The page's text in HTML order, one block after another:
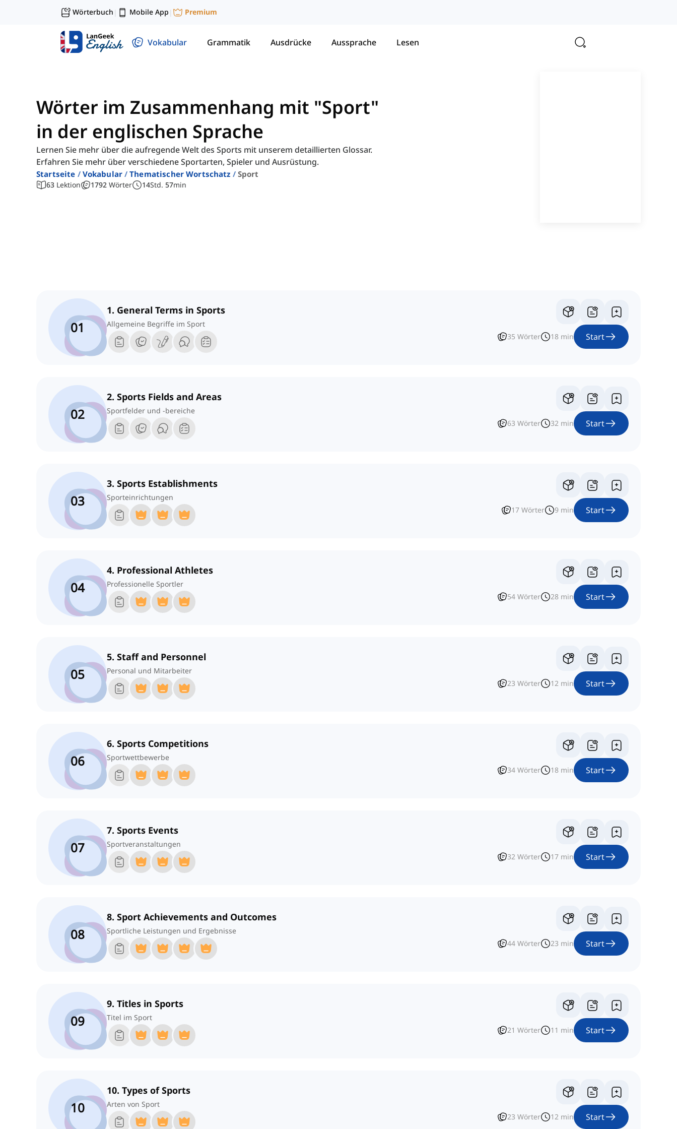
Wörterbuch | Mobile App | Premium
Vokabular Grammatik Ausdrücke Aussprache Lesen
Wörter im Zusammenhang mit "Sport"
in der englischen Sprache
Lernen Sie mehr über die aufregende Welt des Sports mit unserem detaillierten Glossar.
Erfahren Sie mehr über verschiedene Sportarten, Spieler und Ausrüstung.
Startseite Vokabular Thematischer Wortschatz Sport
63 Lektion 1792 Wörter 14Std. 57min
01
1. General Terms in Sports
Allgemeine Begriffe im Sport
35 Wörter 18 min Start
02
2. Sports Fields and Areas
Sportfelder und -bereiche
63 Wörter 32 min Start
03
3. Sports Establishments
Sporteinrichtungen
17 Wörter 9 min Start
04
4. Professional Athletes
Professionelle Sportler
54 Wörter 28 min Start
05
5. Staff and Personnel
Personal und Mitarbeiter
23 Wörter 12 min Start
06
6. Sports Competitions
Sportwettbewerbe
34 Wörter 18 min Start
07
7. Sports Events
Sportveranstaltungen
32 Wörter 17 min Start
08
8. Sport Achievements and Outcomes
Sportliche Leistungen und Ergebnisse
44 Wörter 23 min Start
09
9. Titles in Sports
Titel im Sport
21 Wörter 11 min Start
10
10. Types of Sports
Arten von Sport
23 Wörter 12 min Start